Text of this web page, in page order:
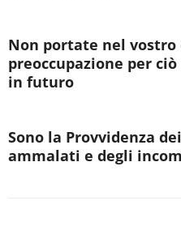
Non portate nel vostro
preoccupazione per
in futuro
Sono la Provvidenza
ammalati e degli